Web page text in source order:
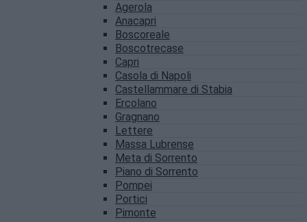
Agerola
Anacapri
Boscoreale
Boscotrecase
Capri
Casola di Napoli
Castellammare di Stabia
Ercolano
Gragnano
Lettere
Massa Lubrense
Meta di Sorrento
Piano di Sorrento
Pompei
Portici
Pimonte